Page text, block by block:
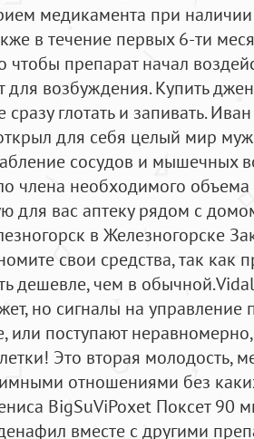
медикамента при
в течение первых 6-ти
чтобы препарат начал
возбуждения. Купить
сразу глотать и запивать.
для себя целый мир
сосудов и мышечных
члена необходимого
для вас аптеку рядом с
в Железногорске
свои средства, так как
дешевле, чем в
но сигналы на
или поступают
Это вторая молодость,
отношениями без
BigSuViPoxet Поксет 90
вместе с другими